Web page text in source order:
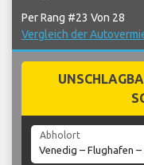
Per Rang #23 Von 28
Vergleich der
Abholort